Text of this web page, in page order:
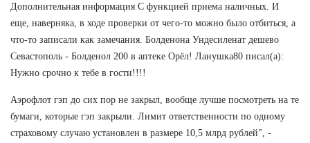
Дополнительная информация С функцией приема наличных. И
еще, наверняка, в ходе проверки от чего-то можно было отбиться, а
что-то записали как замечания. Болденона Ундесиленат дешево
Севастополь - Болденол 200 в аптеке Орёл! Ланушка80 писал(а):
Нужно срочно к тебе в гости!!!!
Аэрофлот гэп до сих пор не закрыл, вообще лучше посмотреть на те
бумаги, которые гэп закрыли. Лимит ответственности по одному
страховому случаю установлен в размере 10,5 млрд рублей", -